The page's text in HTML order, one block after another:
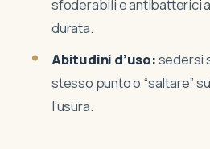
sfoderabili e antibatterici
durata.
Abitudini d’uso:sedersi
stesso punto o “saltare”
l’usura.